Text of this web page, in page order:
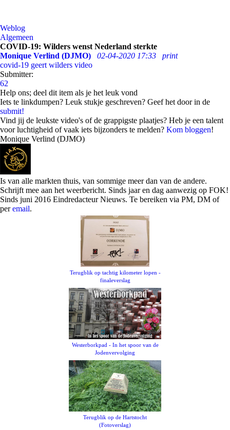
Weblog
Algemeen
COVID-19: Wilders wenst Nederland sterkte
Monique Verlind (DJMO)
02-04-2020 17:33
print
covid-19 geert wilders video
Submitter:
62
Help ons; deel dit item als je het leuk vond
Iets te linkdumpen? Leuk stukje geschreven? Geef het door in de
submit!
Vind jij de leukste video's of de grappigste plaatjes? Heb je een talent
voor luchtigheid of vaak iets bijzonders te melden? Kom bloggen!
Monique Verlind (DJMO)
Is van alle markten thuis, van sommige meer dan van de andere.
Schrijft mee aan het weerbericht. Sinds jaar en dag aanwezig op FOK!
Sinds juni 2016 Eindredacteur Nieuws. Te bereiken via PM, DM of
peremail.
Terugblik op tachtig kilometer lopen -
finaleverslag
Westerborkpad - In het spoor van de
Jodenvervolging
Terugblik op de Hartstocht
(Fotoverslag)